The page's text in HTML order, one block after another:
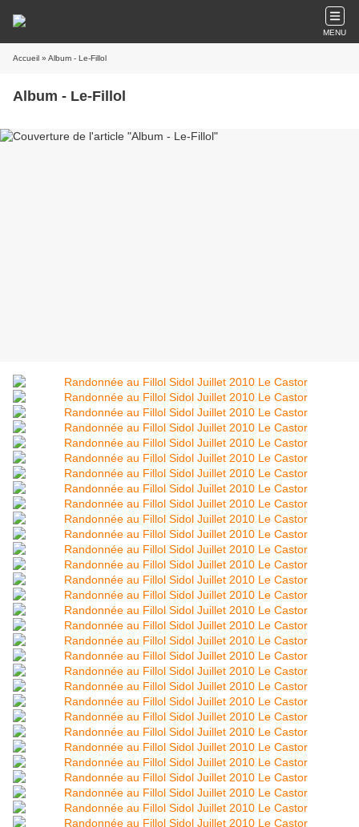
MENU
Accueil » Album - Le-Fillol
Album - Le-Fillol